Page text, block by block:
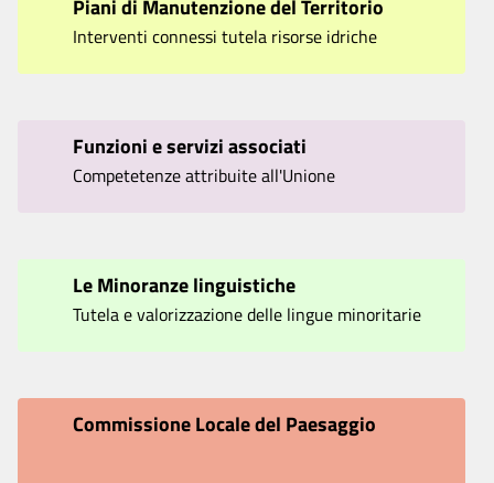
Piani di Manutenzione del Territorio
Interventi connessi tutela risorse idriche
Funzioni e servizi associati
Competetenze attribuite all'Unione
Le Minoranze linguistiche
Tutela e valorizzazione delle lingue minoritarie
Commissione Locale del Paesaggio